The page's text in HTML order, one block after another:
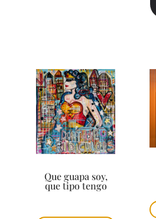
Que guapa soy,
que tipo tengo